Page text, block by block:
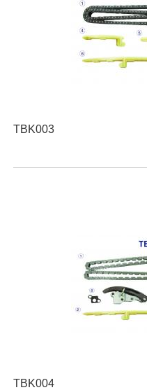
TBK003
TBK004